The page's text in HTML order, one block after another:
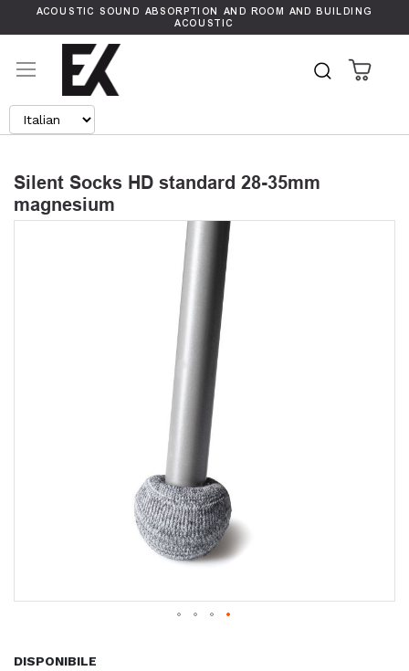
ACOUSTIC SOUND ABSORPTION AND ROOM AND BUILDING
ACOUSTIC
Search
Silent Socks HD standard 28-35mm
magnesium
DISPONIBILE